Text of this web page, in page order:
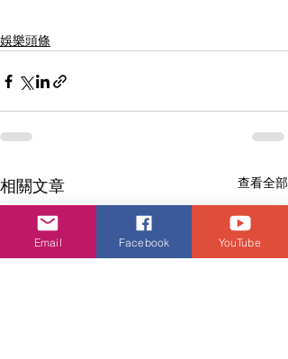
娛樂頭條
相關文章 查看全部
Email Facebook YouTube